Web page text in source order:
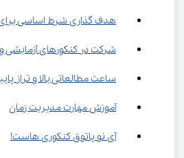
هدف گذاری شرط اساسی برای
شرکت در کنکورهای آزمایشی
ساعت مطالعاتی بالا و تراز
آموزش مهارت مدیریت زمان
آی نو پاتوق کنکوری هاست!